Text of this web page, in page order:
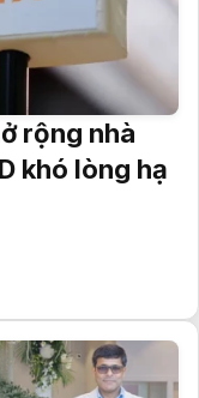
rộng nhà
khó lòng hạ